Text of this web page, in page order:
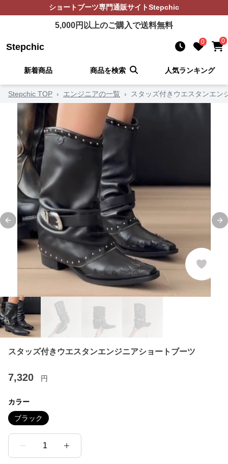
ショートブーツ専門通販サイトStepchic
5,000円以上のご購入で送料無料
Stepchic 0 0
新着商品 商品を検索 人気ランキング
Stepchic TOP › エンジニアの一覧 › スタッズ付きウエスタンエン
Previous slide
スタッズ付きウエスタンエンジニアショートブーツ
7,320 円
カラー
ブラック
1